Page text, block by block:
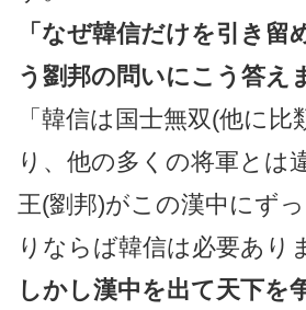
「なぜ韓信だけを引き留
う劉邦の問いにこう答え
「韓信は国士無双(他に
り、他の多くの将軍とは
王(劉邦)がこの漢中にず
りならば韓信は必要あり
しかし漢中を出て天下を